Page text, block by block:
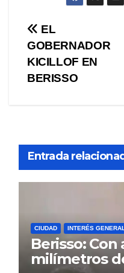
Navegación
de
entradas
EL
GOBERNADOR
KICILLOF EN
BERISSO
Entrada
CIUDAD INTERÉS
Berisso: Con
milímetros